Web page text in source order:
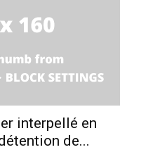
interpellé en
de...